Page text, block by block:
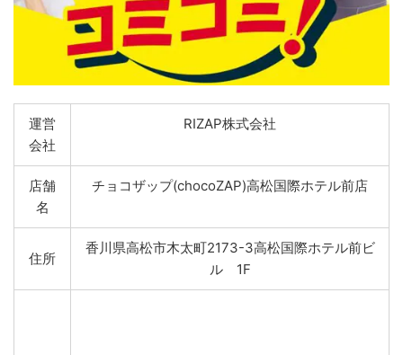
運営
会社
RIZAP株式会社
店舗
名
チョコザップ(chocoZAP)高松国際ホテル前店
住所
香川県高松市木太町2173-3高松国際ホテル前ビ
ル 1F